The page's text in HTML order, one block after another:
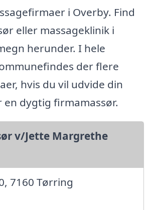
i Overby. Find
eller massageklinik i
herunder. I hele
der flere
hvis du vil udvide din
dygtig firmamassør.
v/Jette Margrethe
7160 Tørring